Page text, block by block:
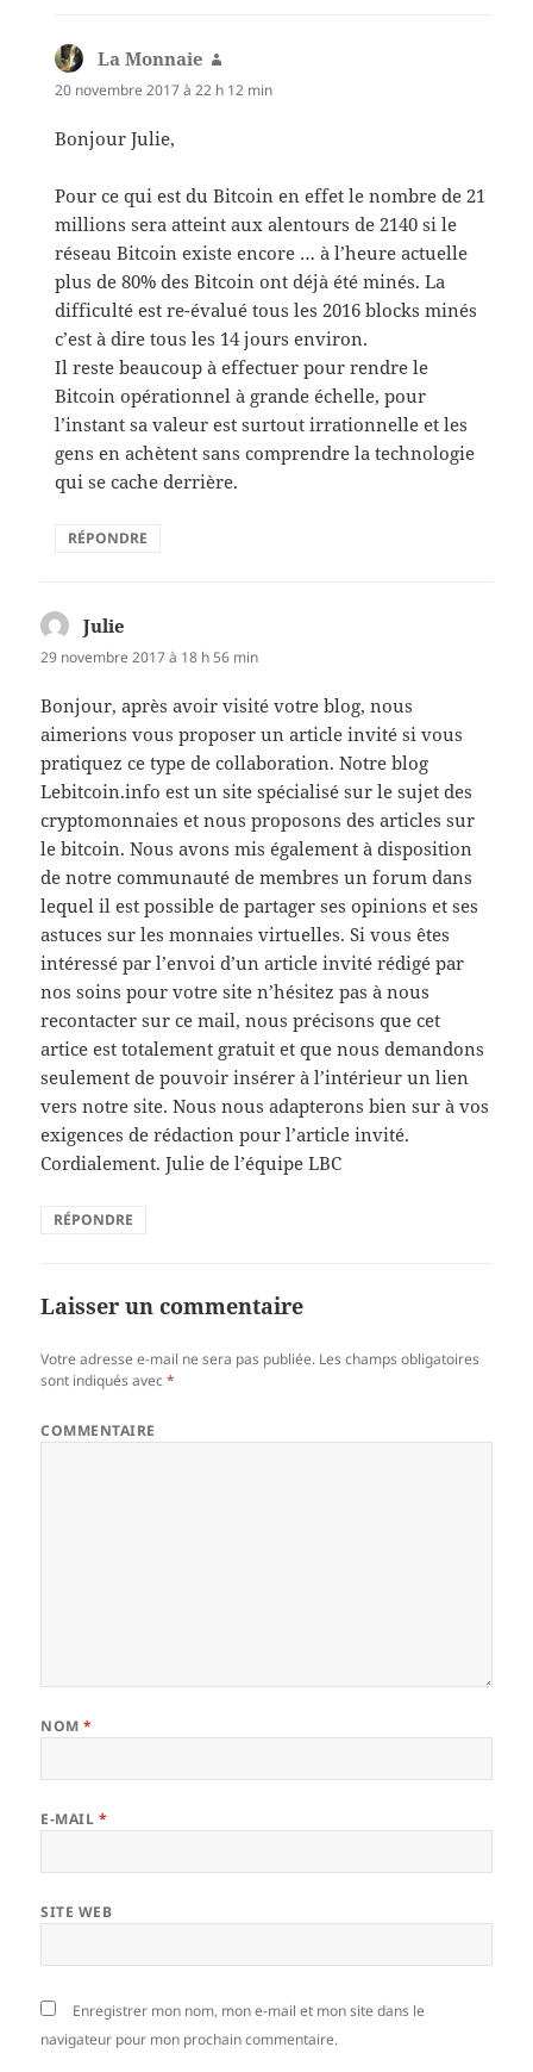
La Monnaie
20 novembre 2017 à 22 h 12 min
Bonjour Julie,
Pour ce qui est du Bitcoin en effet le nombre de 21
millions sera atteint aux alentours de 2140 si le
réseau Bitcoin existe encore … à l’heure actuelle
plus de 80% des Bitcoin ont déjà été minés. La
difficulté est re-évalué tous les 2016 blocks minés
c’est à dire tous les 14 jours environ.
Il reste beaucoup à effectuer pour rendre le
Bitcoin opérationnel à grande échelle, pour
l’instant sa valeur est surtout irrationnelle et les
gens en achètent sans comprendre la technologie
qui se cache derrière.
RÉPONDRE
Julie
29 novembre 2017 à 18 h 56 min
Bonjour, après avoir visité votre blog, nous
aimerions vous proposer un article invité si vous
pratiquez ce type de collaboration. Notre blog
Lebitcoin.info est un site spécialisé sur le sujet des
cryptomonnaies et nous proposons des articles sur
le bitcoin. Nous avons mis également à disposition
de notre communauté de membres un forum dans
lequel il est possible de partager ses opinions et ses
astuces sur les monnaies virtuelles. Si vous êtes
intéressé par l’envoi d’un article invité rédigé par
nos soins pour votre site n’hésitez pas à nous
recontacter sur ce mail, nous précisons que cet
artice est totalement gratuit et que nous demandons
seulement de pouvoir insérer à l’intérieur un lien
vers notre site. Nous nous adapterons bien sur à vos
exigences de rédaction pour l’article invité.
Cordialement. Julie de l’équipe LBC
RÉPONDRE
Laisser un commentaire
Votre adresse e-mail ne sera pas publiée. Les champs obligatoires
sont indiqués avec*
COMMENTAIRE
NOM*
E-MAIL *
SITE WEB
Enregistrer mon nom, mon e-mail et mon site dans le
navigateur pour mon prochain commentaire.